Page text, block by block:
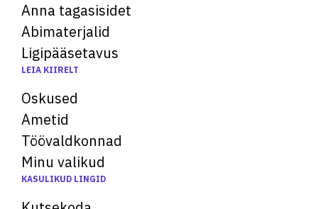
Anna tagasisidet
Abimaterjalid
Ligipääsetavus
LEIA KIIRELT
Oskused
Ametid
Töövaldkonnad
Minu valikud
KASULIKUD LINGID